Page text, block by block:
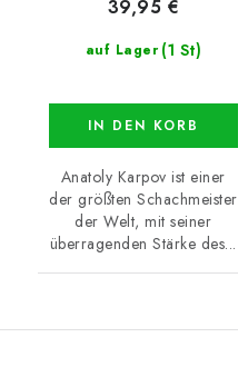
auf Lager (1 St)
39,95 €
IN DEN KORB
Anatoly Karpov ist einer
der größten Schachmeister
der Welt, mit seiner
überragenden Stärke des...